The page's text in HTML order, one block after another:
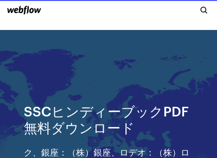
SSCヒンディーブックPDF
無料ダウンロード
ク、銀座：（株）銀座、ロデオ：（株）ロ